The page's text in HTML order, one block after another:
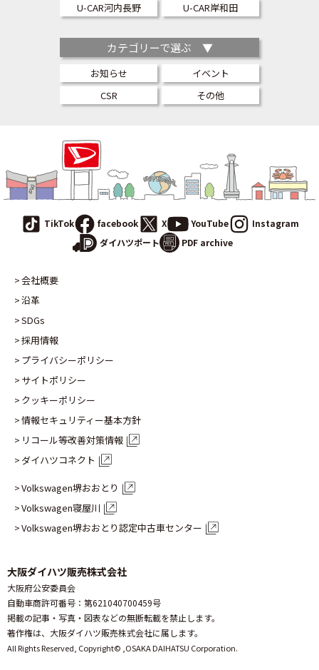
U-CAR河内長野
U-CAR岸和田
カテゴリーで選ぶ ▼
お知らせ
イベント
CSR
その他
TikTok facebook X YouTube
Instagram
ダイハツポート
PDF archive
会社概要
沿革
SDGs
採用情報
プライバシーポリシー
サイトポリシー
クッキーポリシー
情報セキュリティー基本方針
リコール等改善対策情報
ダイハツコネクト
Volkswagen堺おおとり
Volkswagen寝屋川
Volkswagen堺おおとり認定中古車センター
大阪ダイハツ販売株式会社
大阪府公安委員会
自動車商許可番号：第621040700459号
掲載の記事・写真・図表などの無断転載を禁止します。
著作権は、大阪ダイハツ販売株式会社に属します。
All Rights Reserved, Copyright© ,OSAKA DAIHATSU Corporation.